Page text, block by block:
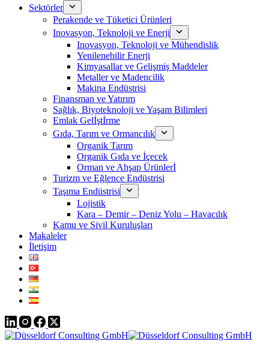
Sektörler
Perakende ve Tüketici Ürünleri
Inovasyon, Teknoloji ve Enerji
Inovasyon, Teknoloji ve Mühendislik
Yenilenebilir Enerji
Kimyasallar ve Gelişmiş Maddeler
Metaller ve Madencilik
Makina Endüstrisi
Finansman ve Yatırım
Sağlık, Biyoteknoloji ve Yaşam Bilimleri
Emlak Gelİştİrme
Gıda, Tarım ve Ormancılık
Organik Tarım
Organik Gıda ve İçecek
Orman ve Ahşap Ürünlerİ
Turizm ve Eğlence Endüstrisi
Taşıma Endüstrisi
Lojistik
Kara – Demir – Deniz Yolu – Havacılık
Kamu ve Sivil Kuruluşları
Makaleler
İletişim